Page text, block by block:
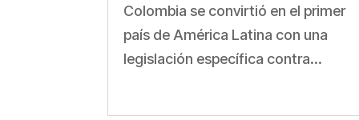
Colombia se convirtió en el primer
país de América Latina con una
legislación específica contra...